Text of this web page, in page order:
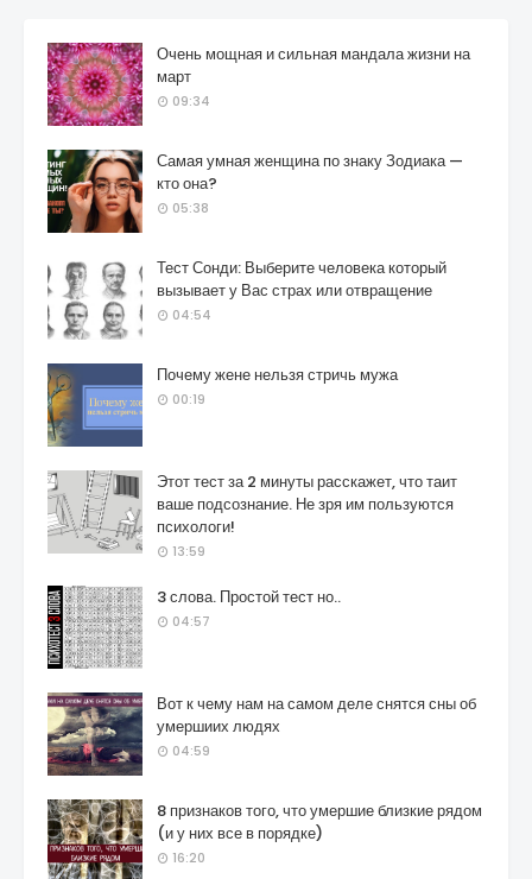
Очень мощная и сильная мандала жизни на
март
09:34
Самая умная женщина по знаку Зодиака —
кто она?
05:38
Тест Сонди: Выберите человека который
вызывает у Вас страх или отвращение
04:54
Почему жене нельзя стричь мужа
00:19
Этот тест за 2 минуты расскажет, что таит
ваше подсознание. Не зря им пользуются
психологи!
13:59
3 слова. Простой тест но..
04:57
Вот к чему нам на самом деле снятся сны об
умершиих людях
04:59
8 признаков того, что умершие близкие рядом
(и у них все в порядке)
16:20